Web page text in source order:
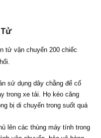
tử vận chuyển 200 chiếc
sử dụng dây chằng để cố
trong xe tải. Họ kéo căng
bị di chuyển trong suốt quá
lên các thùng máy tính trong